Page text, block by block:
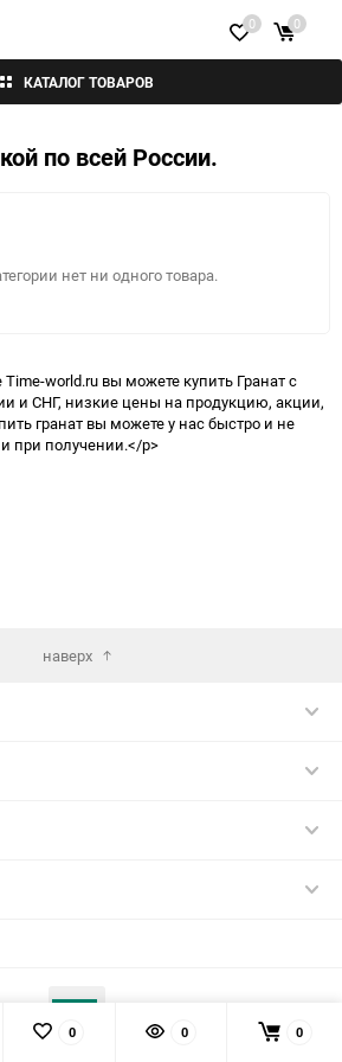
КАТАЛОГ ТОВАРОВ
0 0
по всей России.
нет ни одного товара.
world.ru вы можете купить Гранат с
и СНГ, низкие цены на продукцию, акции,
гранат вы можете у нас быстро и не
при получении.</p>
наверх
0 0 0